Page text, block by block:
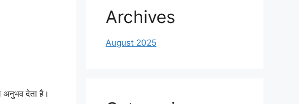
अनुभव देता है।
Archives
August 2025